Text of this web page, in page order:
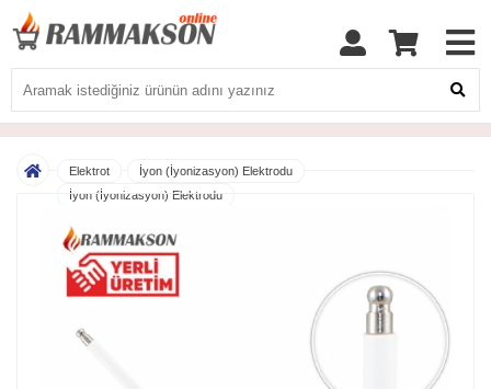
Elektrot
İyon (İyonizasyon) Elektrodu
İyon (İyonizasyon) Elektrodu